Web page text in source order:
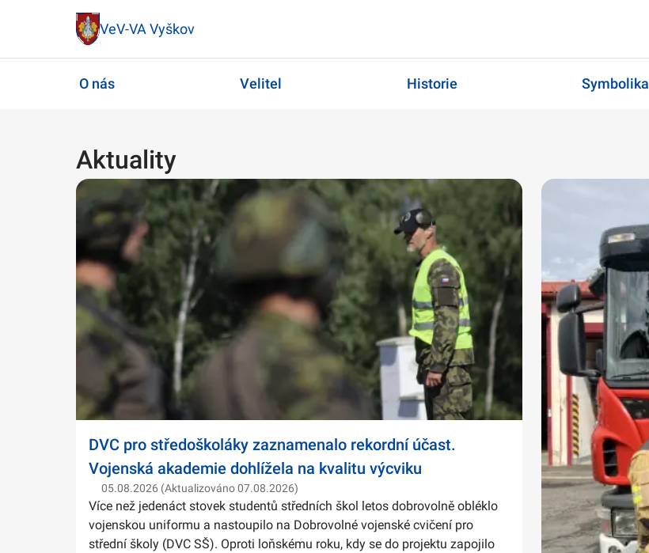
VeV-VA Vyškov
O nás Velitel Historie Symbolika
Aktuality
DVC pro středoškoláky zaznamenalo rekordní účast.
Vojenská akademie dohlížela na kvalitu výcviku
05.08.2026 (Aktualizováno 07.08.2026)
Více než jedenáct stovek studentů středních škol letos dobrovolně obléklo
vojenskou uniformu a nastoupilo na Dobrovolné vojenské cvičení pro
střední školy (DVC SŠ). Oproti loňskému roku, kdy se do projektu zapojilo